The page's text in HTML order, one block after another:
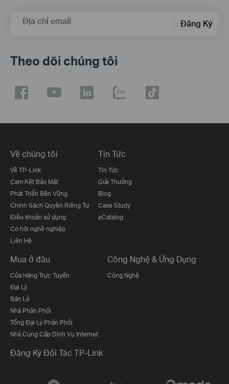
Địa chỉ email Đăng Ký
Theo dõi chúng tôi
Về chúng tôi
Về TP-Link
Cam Kết Bảo Mật
Phát Triển Bền Vững
Chính Sách Quyền Riêng Tư
Điều khoản sử dụng
Cơ hội nghề nghiệp
Liên Hệ
Tin Tức
Tin Tức
Giải Thưởng
Blog
Case Study
eCatalog
Mua ở đâu
Cửa Hàng Trực Tuyến
Đại Lý
Bán Lẻ
Nhà Phân Phối
Tổng Đại Lý Phân Phối
Nhà Cung Cấp Dịnh Vụ Internet
Công Nghệ & Ứng Dụng
Công Nghệ
Đăng Ký Đối Tác TP-Link